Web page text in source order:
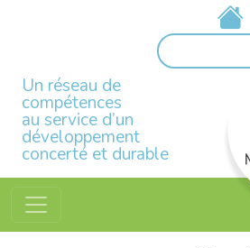
Un réseau de
compétences
au service d’un
développement
concerté et durable